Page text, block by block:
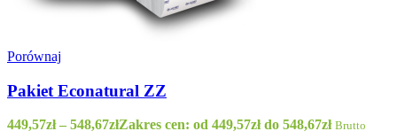
Porównaj
Pakiet Econatural ZZ
449,57zł – 548,67złZakres cen: od 449,57zł do 548,67zł Brutto